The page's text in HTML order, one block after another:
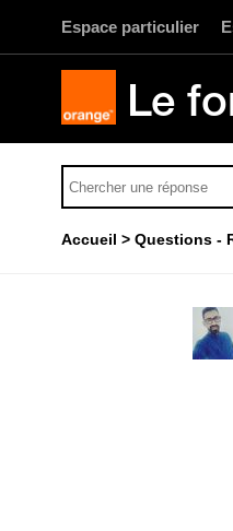
Espace particulier
Le
Accueil Questions -